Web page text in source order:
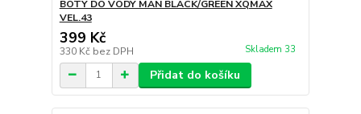
BOTY DO VODY MAN BLACK/GREEN XQMAX
VEL.43
399 Kč
330 Kč bez DPH Skladem 33
Přidat do košíku